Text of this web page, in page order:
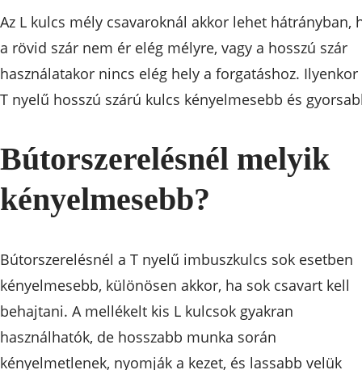
Az L kulcs mély csavaroknál akkor lehet hátrányban,
a rövid szár nem ér elég mélyre, vagy a hosszú szár
használatakor nincs elég hely a forgatáshoz. Ilyenkor
T nyelű hosszú szárú kulcs kényelmesebb és
Bútorszerelésnél melyik
kényelmesebb?
Bútorszerelésnél a T nyelű imbuszkulcs sok esetben
kényelmesebb, különösen akkor, ha sok csavart kell
behajtani. A mellékelt kis L kulcsok gyakran
használhatók, de hosszabb munka során
kényelmetlenek, nyomják a kezet, és lassabb velük